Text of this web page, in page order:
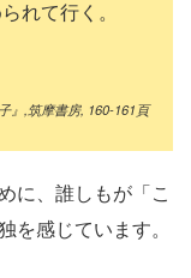
れて行く。
』 ,筑摩書房, 160-161頁
に、誰しもが「こ
感じています。